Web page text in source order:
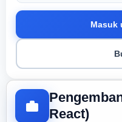
React)
Masuk